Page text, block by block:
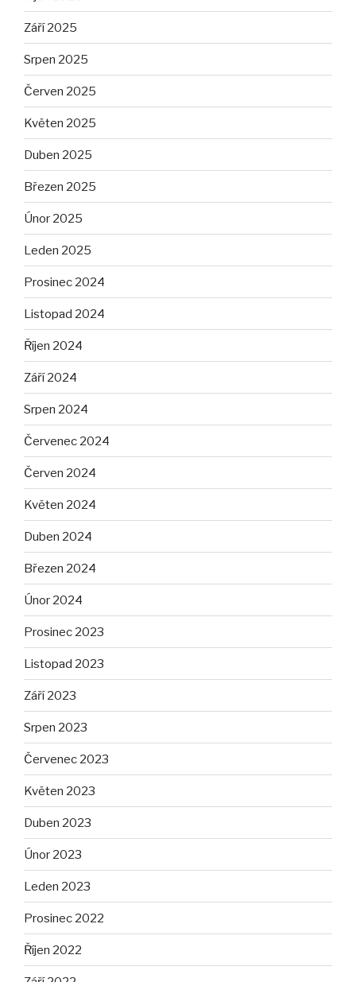
Září 2025
Srpen 2025
Červen 2025
Květen 2025
Duben 2025
Březen 2025
Únor 2025
Leden 2025
Prosinec 2024
Listopad 2024
Říjen 2024
Září 2024
Srpen 2024
Červenec 2024
Červen 2024
Květen 2024
Duben 2024
Březen 2024
Únor 2024
Prosinec 2023
Listopad 2023
Září 2023
Srpen 2023
Červenec 2023
Květen 2023
Duben 2023
Únor 2023
Leden 2023
Prosinec 2022
Říjen 2022